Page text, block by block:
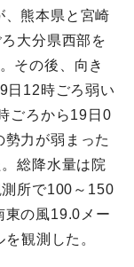
、熊本県と宮崎
大分県西部を
その後、向き
日12時ごろ弱い
ごろから19日0
力が弱まった
総降水量は院
所で100～150
東の風19.0メー
観測した。